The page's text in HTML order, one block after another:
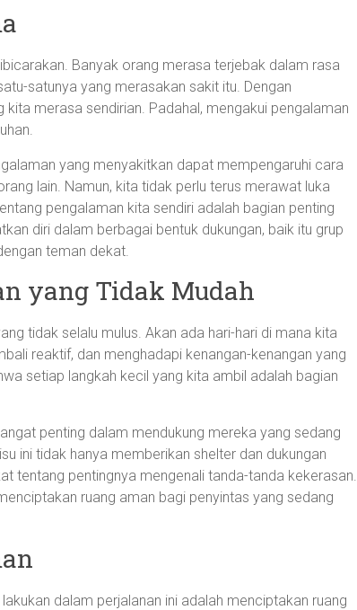
Banyak orang merasa terjebak dalam rasa
satunya yang merasakan sakit itu. Dengan
merasa sendirian. Padahal, mengakui pengalaman
yang menyakitkan dapat mempengaruhi cara
lain. Namun, kita tidak perlu terus merawat luka
pengalaman kita sendiri adalah bagian penting
diri dalam berbagai bentuk dukungan, baik itu grup
teman dekat.
yang Tidak Mudah
tidak selalu mulus. Akan ada hari-hari di mana kita
reaktif, dan menghadapi kenangan-kenangan yang
setiap langkah kecil yang kita ambil adalah bagian
penting dalam mendukung mereka yang sedang
ini tidak hanya memberikan shelter dan dukungan
tentang pentingnya mengenali tanda-tanda kekerasan.
ruang aman bagi penyintas yang sedang
dalam perjalanan ini adalah menciptakan ruang